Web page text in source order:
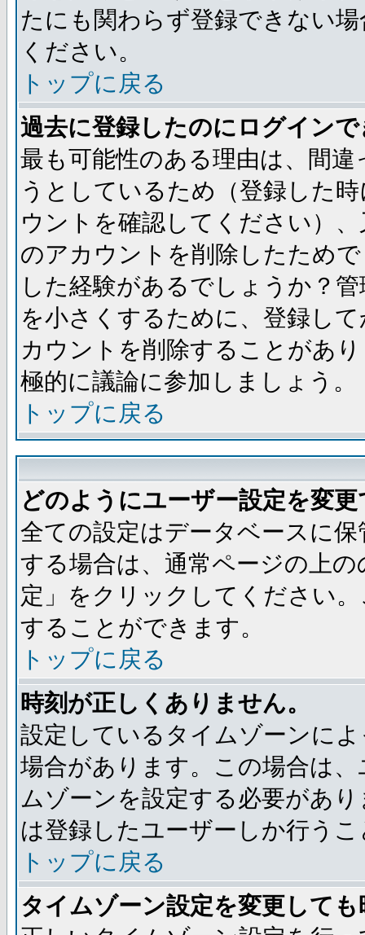
たにも関わらず登録できない
ください。
トップに戻る
過去に登録したのにログイン
最も可能性のある理由は、間
うとしているため（登録した
ウントを確認してください）
のアカウントを削除したため
した経験があるでしょうか？
を小さくするために、登録し
カウントを削除することがあ
極的に議論に参加しましょう。
トップに戻る
どのようにユーザー設定を変
全ての設定はデータベースに
する場合は、通常ページの上
定」をクリックしてください
することができます。
トップに戻る
時刻が正しくありません。
設定しているタイムゾーンに
場合があります。この場合は
ムゾーンを設定する必要があ
は登録したユーザーしか行う
トップに戻る
タイムゾーン設定を変更して